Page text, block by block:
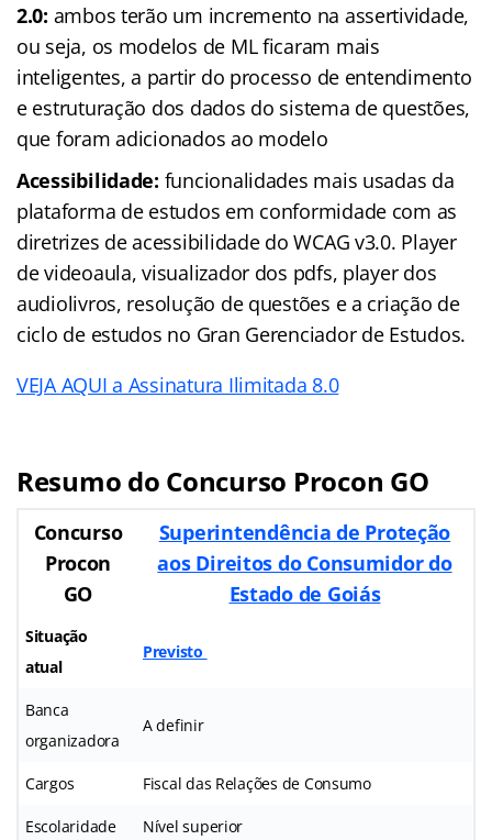
2.0: ambos terão um incremento na assertividade,
ou seja, os modelos de ML ficaram mais
inteligentes, a partir do processo de entendimento
e estruturação dos dados do sistema de questões,
que foram adicionados ao modelo
Acessibilidade: funcionalidades mais usadas da
plataforma de estudos em conformidade com as
diretrizes de acessibilidade do WCAG v3.0. Player
de videoaula, visualizador dos pdfs, player dos
audiolivros, resolução de questões e a criação de
ciclo de estudos no Gran Gerenciador de Estudos.
VEJA AQUI a Assinatura Ilimitada 8.0
Resumo do Concurso Procon GO
Concurso
Procon
GO
Superintendência de Proteção
aos Direitos do Consumidor do
Estado de Goiás
Situação
atual
Previsto
Banca
organizadora
A definir
Cargos Fiscal das Relações de Consumo
Escolaridade Nível superior